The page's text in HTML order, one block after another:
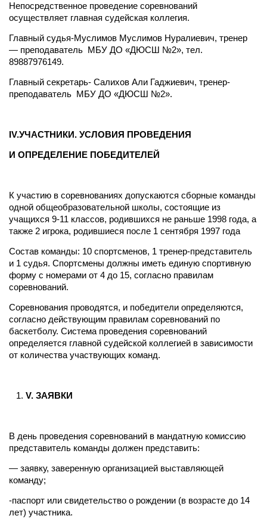
Непосредственное проведение соревнований
осуществляет главная судейская коллегия.
Главный судья-Муслимов Муслимов Нуралиевич, тренер
— преподаватель МБУ ДО «ДЮСШ №2», тел.
89887976149.
Главный секретарь- Салихов Али Гаджиевич, тренер-
преподаватель МБУ ДО «ДЮСШ №2».
IV.УЧАСТНИКИ. УСЛОВИЯ ПРОВЕДЕНИЯ
И ОПРЕДЕЛЕНИЕ ПОБЕДИТЕЛЕЙ
К участию в соревнованиях допускаются сборные команды
одной общеобразовательной школы, состоящие из
учащихся 9-11 классов, родившихся не раньше 1998 года, а
также 2 игрока, родившиеся после 1 сентября 1997 года
Состав команды: 10 спортсменов, 1 тренер-представитель
и 1 судья. Спортсмены должны иметь единую спортивную
форму с номерами от 4 до 15, согласно правилам
соревнований.
Соревнования проводятся, и победители определяются,
согласно действующим правилам соревнований по
баскетболу. Система проведения соревнований
определяется главной судейской коллегией в зависимости
от количества участвующих команд.
V. ЗАЯВКИ
В день проведения соревнований в мандатную комиссию
представитель команды должен представить:
— заявку, заверенную организацией выставляющей
команду;
-паспорт или свидетельство о рождении (в возрасте до 14
лет) участника.